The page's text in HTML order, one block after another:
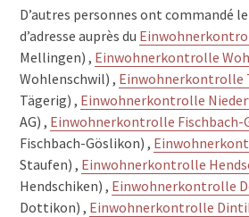
D’autres personnes ont commandé
d’adresse auprès du
Mellingen) , Einwohnerkontrolle
Wohlenschwil) , Einwohnerkontrolle
Tägerig) , Einwohnerkontrolle
AG) , Einwohnerkontrolle Fischbach-
Fischbach-Göslikon) ,
Staufen) , Einwohnerkontrolle
Hendschiken) , Einwohnerkontrolle
Dottikon) , Einwohnerkontrolle